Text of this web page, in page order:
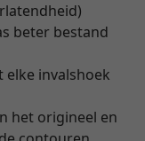
beter bestand
invalshoek
het origineel en